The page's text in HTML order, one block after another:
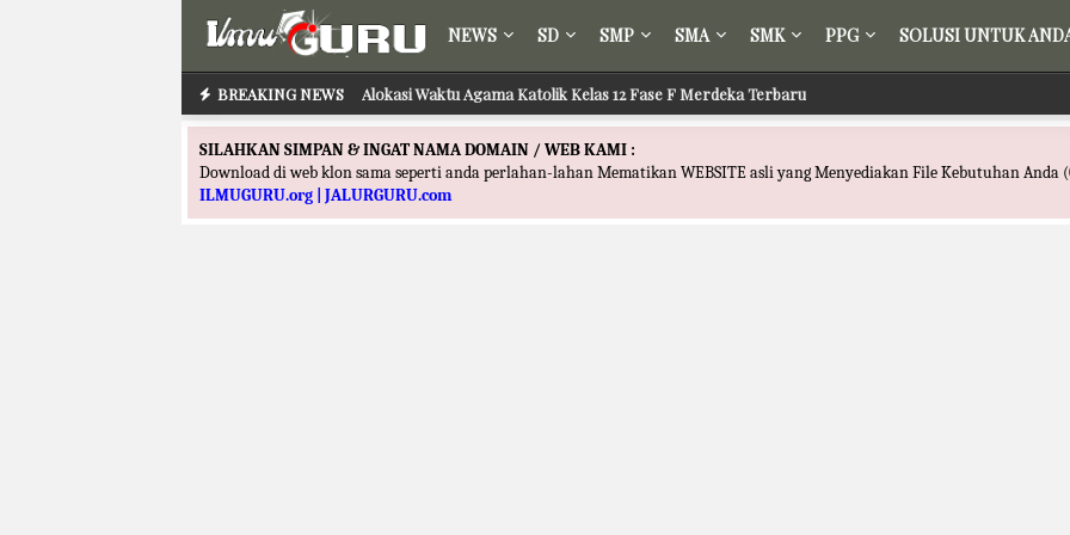
NEWS SD SMP SMA SMK PPG SOLUSI UNTUK
BREAKING NEWS Alokasi Waktu Agama Katolik Kelas 12 Fase F Merdeka Terbaru
Alokasi Waktu Agama Hindu Kelas 12 Fase F Merdeka Terbaru
SILAHKAN SIMPAN & INGAT NAMA DOMAIN / WEB KAMI :
Download di web klon sama seperti anda perlahan-lahan Mematikan WEBSITE asli yang Menyediakan File Kebutuhan Anda
ILMUGURU.org | JALURGURU.com